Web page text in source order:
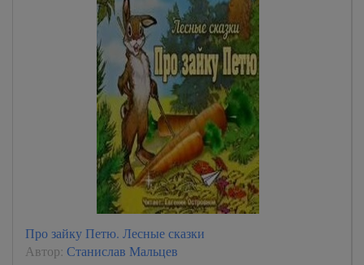
Про зайку Петю. Лесные сказки
Автор: Станислав Мальцев